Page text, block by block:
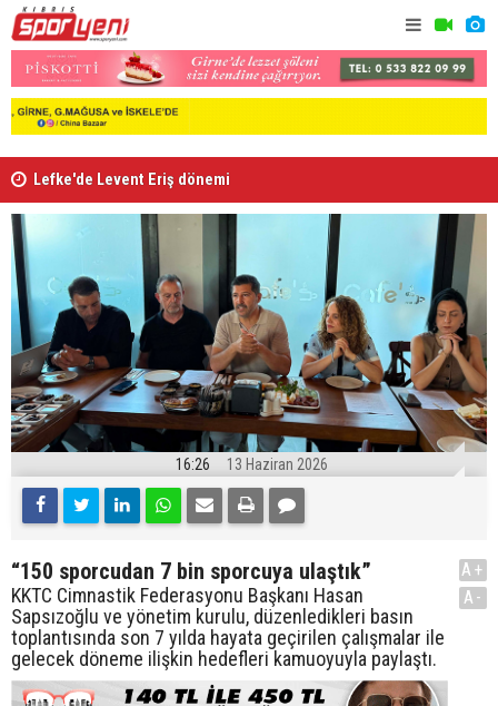
Lefke'de Levent Eriş dönemi
16:26 13 Haziran 2026
“150 sporcudan 7 bin sporcuya ulaştık”
KKTC Cimnastik Federasyonu Başkanı Hasan
Sapsızoğlu ve yönetim kurulu, düzenledikleri basın
toplantısında son 7 yılda hayata geçirilen çalışmalar ile
gelecek döneme ilişkin hedefleri kamuoyuyla paylaştı.
A+
A-